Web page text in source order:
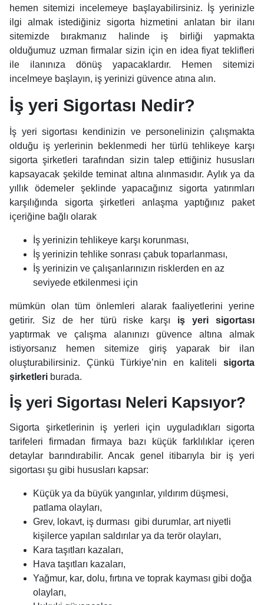
hemen sitemizi incelemeye başlayabilirsiniz. İş yerinizle
ilgi almak istediğiniz sigorta hizmetini anlatan bir ilanı
sitemizde bırakmanız halinde iş birliği yapmakta
olduğumuz uzman firmalar sizin için en idea fiyat teklifleri
ile ilanınıza dönüş yapacaklardır. Hemen sitemizi
incelmeye başlayın, iş yerinizi güvence atına alın.
İş yeri Sigortası Nedir?
İş yeri sigortası kendinizin ve personelinizin çalışmakta
olduğu iş yerlerinin beklenmedi her türlü tehlikeye karşı
sigorta şirketleri tarafından sizin talep ettiğiniz hususları
kapsayacak şekilde teminat altına alınmasıdır. Aylık ya da
yıllık ödemeler şeklinde yapacağınız sigorta yatırımları
karşılığında sigorta şirketleri anlaşma yaptığınız paket
içeriğine bağlı olarak
İş yerinizin tehlikeye karşı korunması,
İş yerinizin tehlike sonrası çabuk toparlanması,
İş yerinizin ve çalışanlarınızın risklerden en az
seviyede etkilenmesi için
mümkün olan tüm önlemleri alarak faaliyetlerini yerine
getirir. Siz de her türü riske karşı iş yeri sigortası
yaptırmak ve çalışma alanınızı güvence altına almak
istiyorsanız hemen sitemize giriş yaparak bir ilan
oluşturabilirsiniz. Çünkü Türkiye’nin en kaliteli sigorta
şirketleri burada.
İş yeri Sigortası Neleri Kapsıyor?
Sigorta şirketlerinin iş yerleri için uyguladıkları sigorta
tarifeleri firmadan firmaya bazı küçük farklılıklar içeren
detaylar barındırabilir. Ancak genel itibarıyla bir iş yeri
sigortası şu gibi hususları kapsar:
Küçük ya da büyük yangınlar, yıldırım düşmesi,
patlama olayları,
Grev, lokavt, iş durması gibi durumlar, art niyetli
kişilerce yapılan saldırılar ya da terör olayları,
Kara taşıtları kazaları,
Hava taşıtları kazaları,
Yağmur, kar, dolu, fırtına ve toprak kayması gibi doğa
olayları,